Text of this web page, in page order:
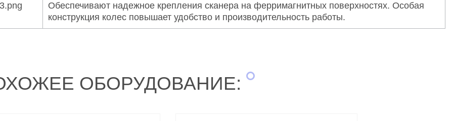
Обеспечивают надежное крепления сканера на ферримагнитных поверхностях. Особая
конструкция колес повышает удобство и производительность работы.
ОБОРУДОВАНИЕ: